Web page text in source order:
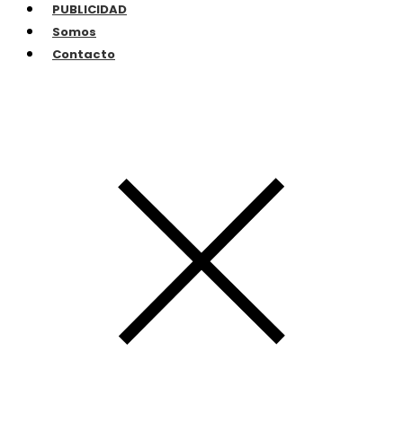
PUBLICIDAD
Somos
Contacto